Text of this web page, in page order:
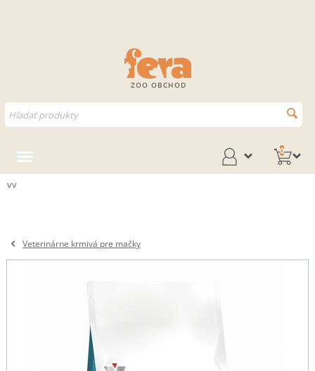
ZOO OBCHOD
0
vv
Veterinárne krmivá pre mačky